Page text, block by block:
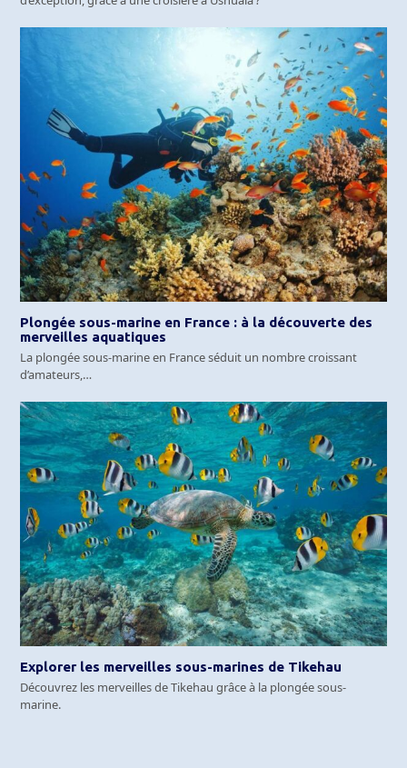
Plongée sous-marine en France : à la découverte des
merveilles aquatiques
La plongée sous-marine en France séduit un nombre croissant
d’amateurs,…
Explorer les merveilles sous-marines de Tikehau
Découvrez les merveilles de Tikehau grâce à la plongée sous-
marine.